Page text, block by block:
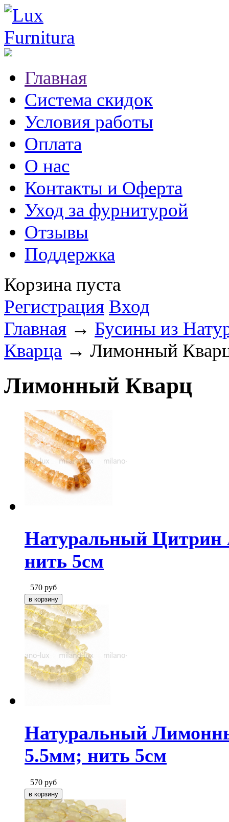
Главная
Система скидок
Условия работы
Оплата
О нас
Контакты и Оферта
Уход за фурнитурой
Отзывы
Поддержка
Корзина пуста
Регистрация Вход
Главная → Бусины из
Кварца → Лимонный
Лимонный Кварц
Натуральный Цитрин
нить 5см
570 руб
Натуральный
5.5мм; нить 5см
570 руб